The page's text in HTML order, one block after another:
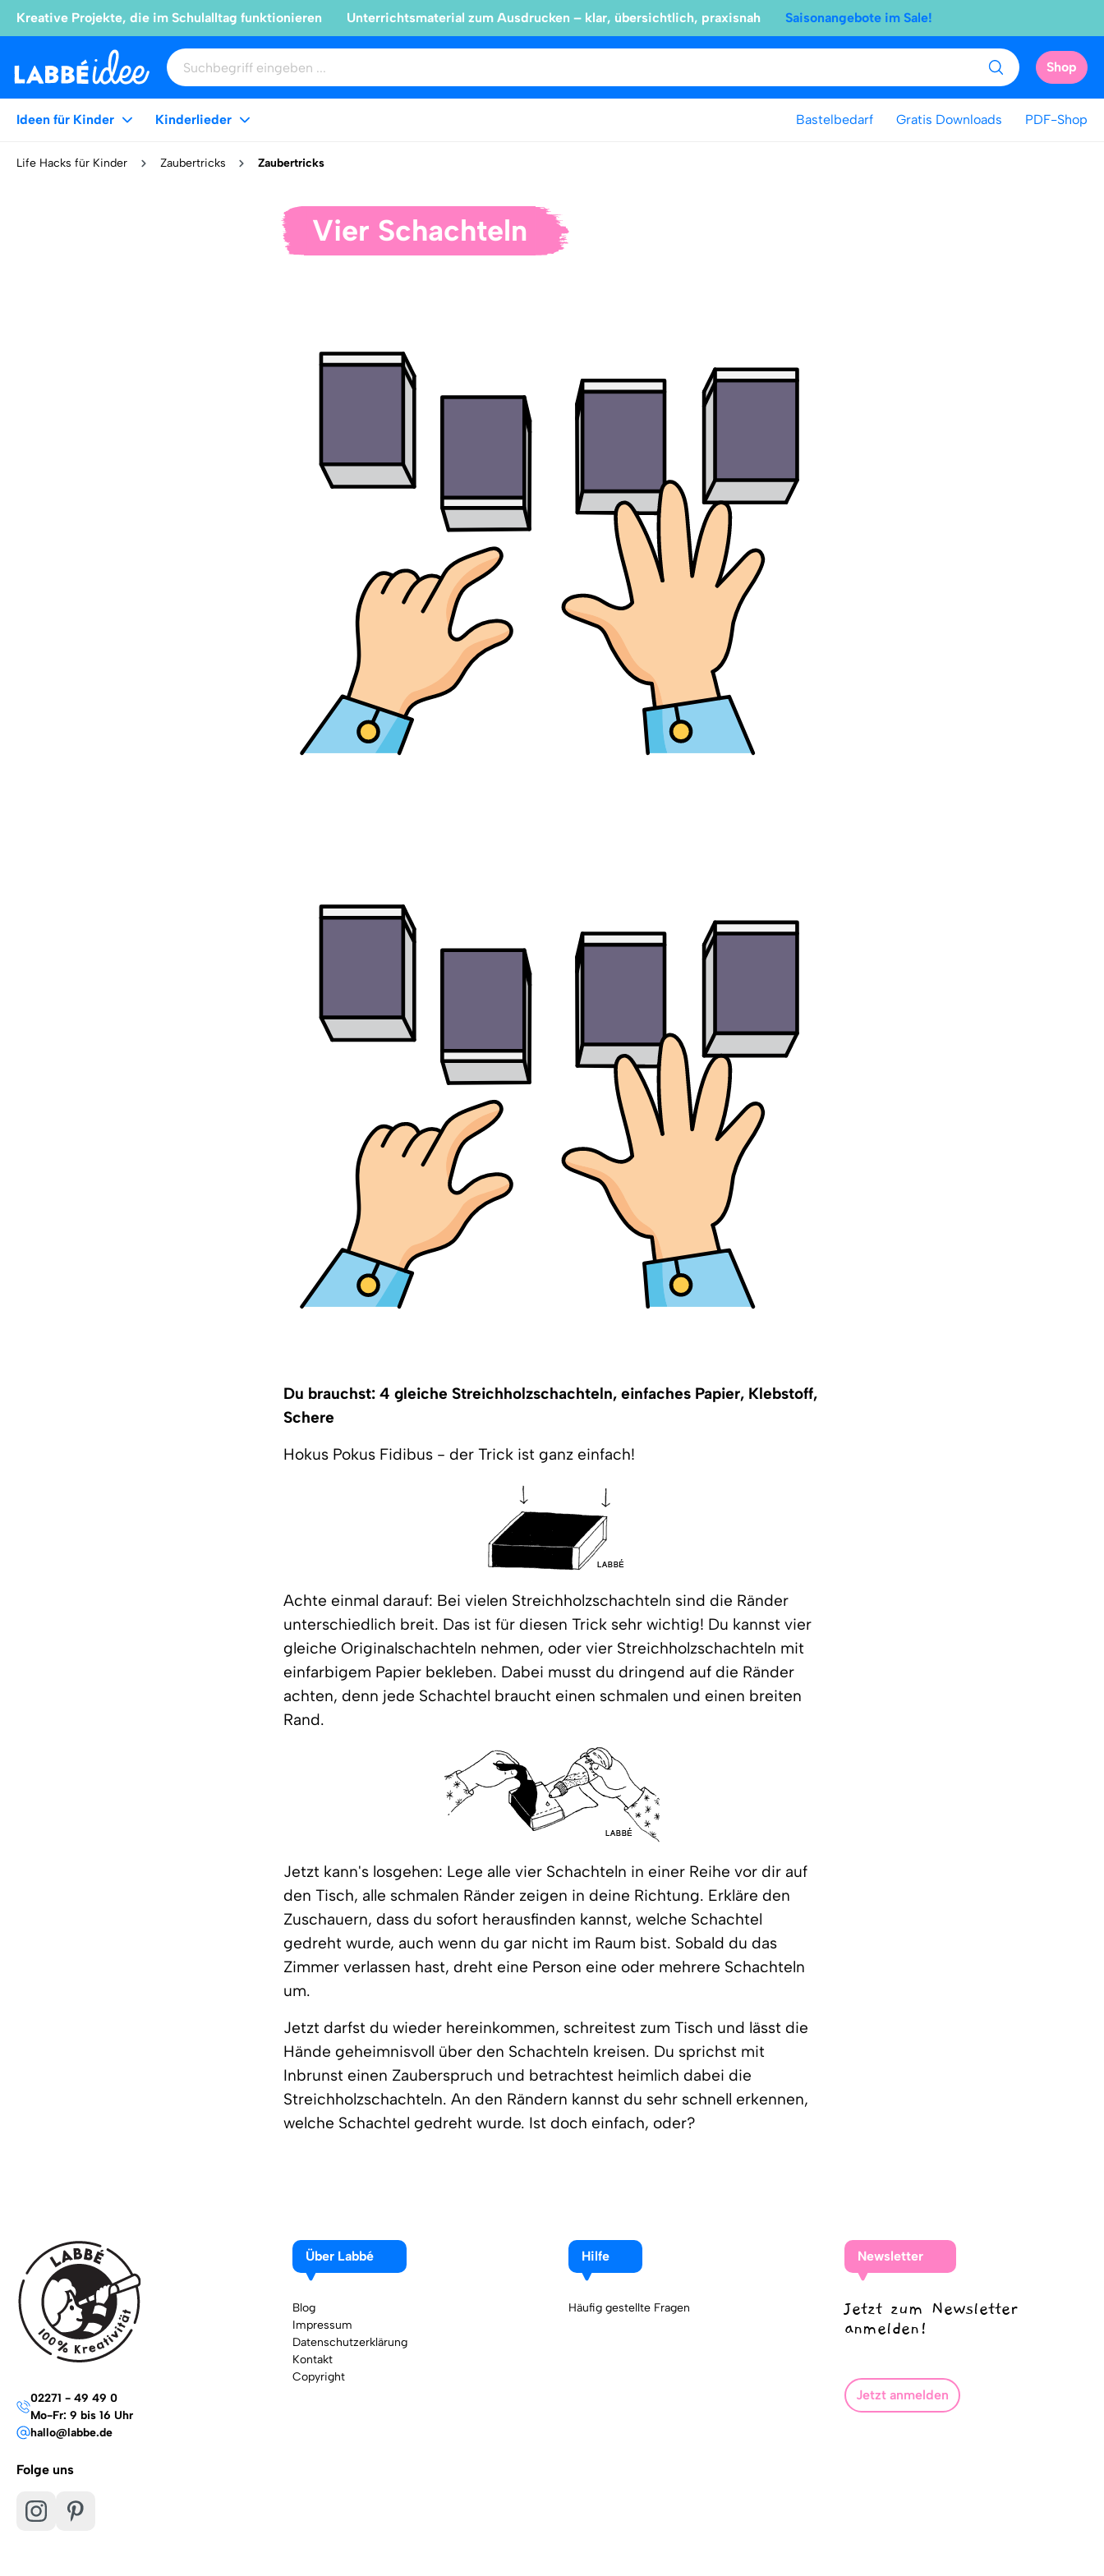
Kreative Projekte, die im Schulalltag funktionieren Unterrichtsmaterial zum Ausdrucken – klar, übersichtlich, praxisnah Saisonangebote im Sale!
Shop
Ideen für Kinder Kinderlieder Bastelbedarf Gratis Downloads PDF-Shop
Life Hacks für Kinder Zaubertricks Zaubertricks
Vier Schachteln
Du brauchst: 4 gleiche Streichholzschachteln, einfaches Papier, Klebstoff,
Schere
Hokus Pokus Fidibus - der Trick ist ganz einfach!
Achte einmal darauf: Bei vielen Streichholzschachteln sind die Ränder
unterschiedlich breit. Das ist für diesen Trick sehr wichtig! Du kannst vier
gleiche Originalschachteln nehmen, oder vier Streichholzschachteln mit
einfarbigem Papier bekleben. Dabei musst du dringend auf die Ränder
achten, denn jede Schachtel braucht einen schmalen und einen breiten
Rand.
Jetzt kann's losgehen: Lege alle vier Schachteln in einer Reihe vor dir auf
den Tisch, alle schmalen Ränder zeigen in deine Richtung. Erkläre den
Zuschauern, dass du sofort herausfinden kannst, welche Schachtel
gedreht wurde, auch wenn du gar nicht im Raum bist. Sobald du das
Zimmer verlassen hast, dreht eine Person eine oder mehrere Schachteln
um.
Jetzt darfst du wieder hereinkommen, schreitest zum Tisch und lässt die
Hände geheimnisvoll über den Schachteln kreisen. Du sprichst mit
Inbrunst einen Zauberspruch und betrachtest heimlich dabei die
Streichholzschachteln. An den Rändern kannst du sehr schnell erkennen,
welche Schachtel gedreht wurde. Ist doch einfach, oder?
02271 - 49 49 0
Mo-Fr: 9 bis 16 Uhr
hallo@labbe.de
Folge uns
Über Labbé
Blog
Impressum
Datenschutzerklärung
Kontakt
Copyright
Hilfe
Häufig gestellte Fragen
Newsletter
Jetzt zum Newsletter
anmelden!
Jetzt anmelden